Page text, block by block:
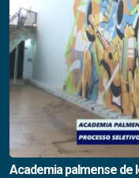
Academia palmense